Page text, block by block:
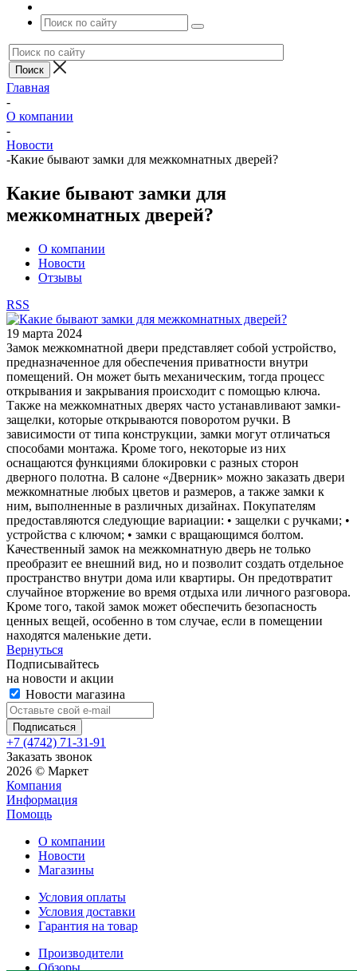
Главная
-
О компании
-
Новости
-Какие бывают замки для межкомнатных дверей?
Какие бывают замки для
межкомнатных дверей?
О компании
Новости
Отзывы
RSS
19 марта 2024
Замок межкомнатной двери представляет собой устройство,
предназначенное для обеспечения приватности внутри
помещений. Он может быть механическим, тогда процесс
открывания и закрывания происходит с помощью ключа.
Также на межкомнатных дверях часто устанавливают замки-
защелки, которые открываются поворотом ручки. В
зависимости от типа конструкции, замки могут отличаться
способами монтажа. Кроме того, некоторые из них
оснащаются функциями блокировки с разных сторон
дверного полотна. В салоне «Дверник» можно заказать двери
межкомнатные любых цветов и размеров, а также замки к
ним, выполненные в различных дизайнах. Покупателям
предоставляются следующие вариации: • защелки с ручками; •
устройства с ключом; • замки с вращающимся болтом.
Качественный замок на межкомнатную дверь не только
преобразит ее внешний вид, но и позволит создать отдельное
пространство внутри дома или квартиры. Он предотвратит
случайное вторжение во время отдыха или личного разговора.
Кроме того, такой замок может обеспечить безопасность
ценных вещей, особенно в том случае, если в помещении
находятся маленькие дети.
Вернуться
Подписывайтесь
на новости и акции
Новости магазина
+7 (4742) 71-31-91
Заказать звонок
2026 © Маркет
Компания
Информация
Помощь
О компании
Новости
Магазины
Условия оплаты
Условия доставки
Гарантия на товар
Производители
Обзоры